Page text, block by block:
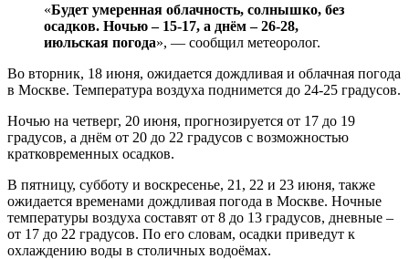
«Будет умеренная облачность, солнышко, без
осадков. Ночью – 15-17, а днём – 26-28,
июльская погода», — сообщил метеоролог.
Во вторник, 18 июня, ожидается дождливая и облачная погода
в Москве. Температура воздуха поднимется до 24-25 градусов.
Ночью на четверг, 20 июня, прогнозируется от 17 до 19
градусов, а днём от 20 до 22 градусов с возможностью
кратковременных осадков.
В пятницу, субботу и воскресенье, 21, 22 и 23 июня, также
ожидается временами дождливая погода в Москве. Ночные
температуры воздуха составят от 8 до 13 градусов, дневные –
от 17 до 22 градусов. По его словам, осадки приведут к
охлаждению воды в столичных водоёмах.